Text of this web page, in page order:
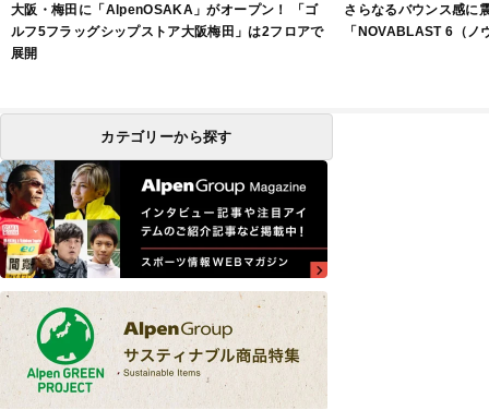
大阪・梅田に「AlpenOSAKA」がオープン！ 「ゴ
ルフ5フラッグシップストア大阪梅田」は2フロアで
展開
さらなるバウンス感に
「NOVABLAST 6（ノ
カテゴリーから探す